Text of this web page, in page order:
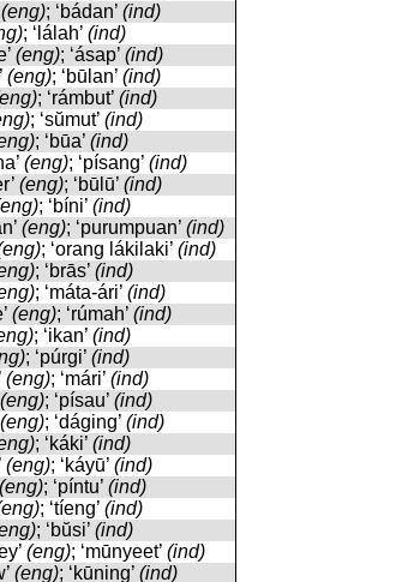
(eng); ‘bádan’ (ind)
; ‘lálah’ (ind)
(eng); ‘ásap’ (ind)
(eng); ‘būlan’ (ind)
; ‘rámbut’ (ind)
; ‘sŭmut’ (ind)
; ‘būa’ (ind)
(eng); ‘písang’ (ind)
(eng); ‘būlū’ (ind)
; ‘bíni’ (ind)
(eng); ‘purumpuan’ (ind)
; ‘orang lákilaki’ (ind)
; ‘brās’ (ind)
; ‘máta-ári’ (ind)
(eng); ‘rúmah’ (ind)
; ‘ikan’ (ind)
; ‘púrgi’ (ind)
(eng); ‘mári’ (ind)
(eng); ‘písau’ (ind)
(eng); ‘dáging’ (ind)
; ‘káki’ (ind)
(eng); ‘káyū’ (ind)
(eng); ‘píntu’ (ind)
; ‘tíeng’ (ind)
; ‘bŭsi’ (ind)
(eng); ‘mūnyeet’ (ind)
(eng); ‘kūning’ (ind)